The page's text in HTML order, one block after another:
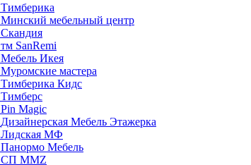
Тимберика
Минский мебельный центр
Скандия
тм SanRemi
Мебель Икея
Муромские мастера
Тимберика Кидс
Тимберс
Pin Magic
Дизайнерская Мебель Этажерка
Лидская МФ
Панормо Мебель
СП ММZ